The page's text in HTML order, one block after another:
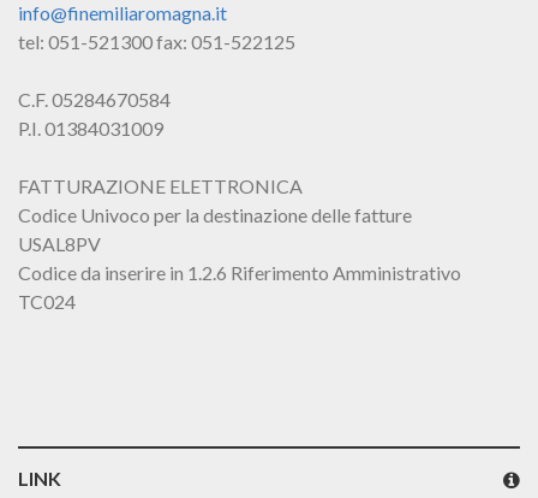
info@finemiliaromagna.it
tel: 051-521300 fax: 051-522125
C.F. 05284670584
P.I. 01384031009
FATTURAZIONE ELETTRONICA
Codice Univoco per la destinazione delle fatture
USAL8PV
Codice da inserire in 1.2.6 Riferimento Amministrativo
TC024
LINK